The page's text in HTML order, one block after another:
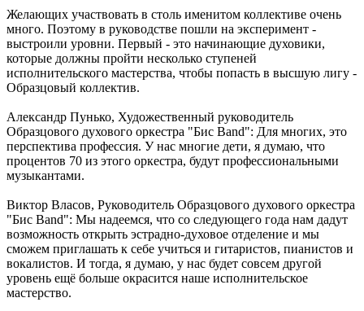
Желающих участвовать в столь именитом коллективе очень
много. Поэтому в руководстве пошли на эксперимент -
выстроили уровни. Первый - это начинающие духовики,
которые должны пройти несколько ступеней
исполнительского мастерства, чтобы попасть в высшую лигу -
Образцовый коллектив.
Александр Пунько, Художественный руководитель
Образцового духового оркестра "Бис Band": Для многих, это
перспектива профессия. У нас многие дети, я думаю, что
процентов 70 из этого оркестра, будут профессиональными
музыкантами.
Виктор Власов, Руководитель Образцового духового оркестра
"Бис Band": Мы надеемся, что со следующего года нам дадут
возможность открыть эстрадно-духовое отделение и мы
сможем приглашать к себе учиться и гитаристов, пианистов и
вокалистов. И тогда, я думаю, у нас будет совсем другой
уровень ещё больше окрасится наше исполнительское
мастерство.